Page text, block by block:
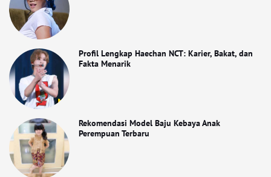
Profil Lengkap Haechan NCT: Karier, Bakat, dan
Fakta Menarik
Rekomendasi Model Baju Kebaya Anak
Perempuan Terbaru